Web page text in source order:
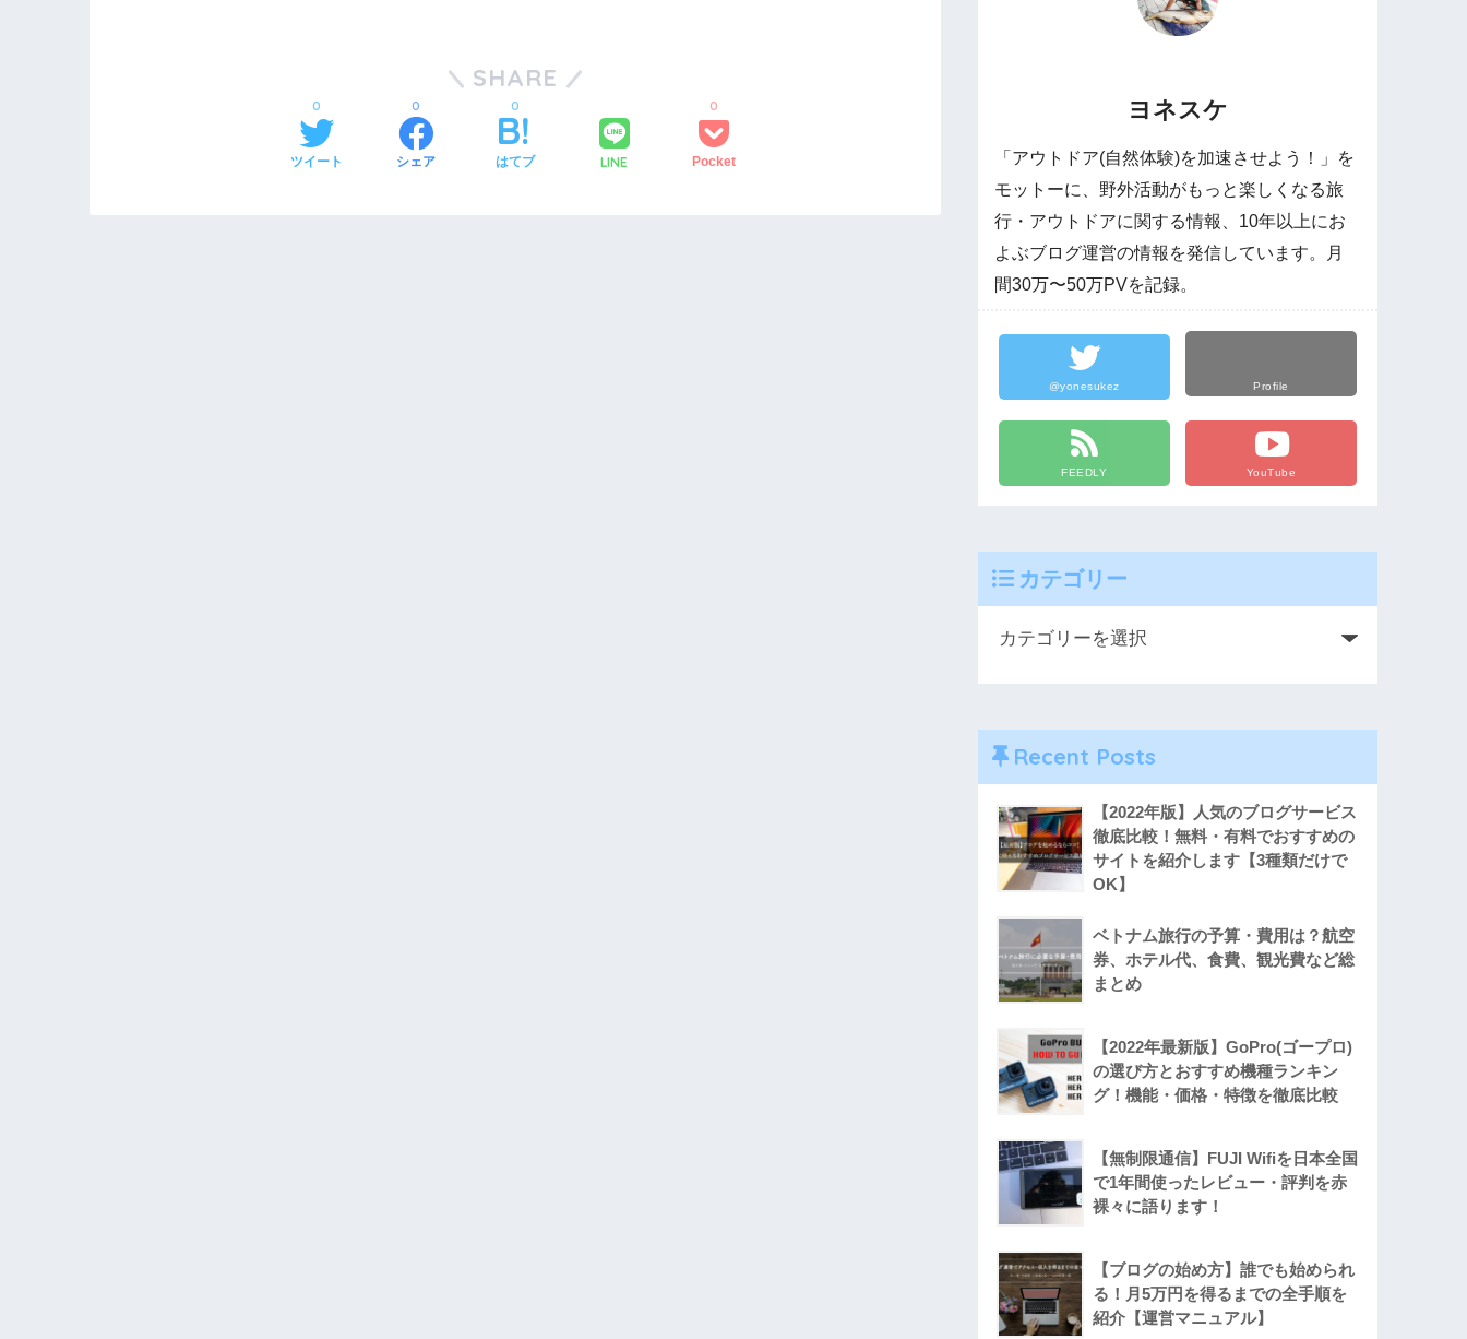
SHARE
ツイート
0
シェア
0
はてブ
0
LINE Pocket
0 ヨネスケ
「アウトドア(自然体験)を加速させよう！」を
モットーに、野外活動がもっと楽しくなる旅
行・アウトドアに関する情報、10年以上にお
よぶブログ運営の情報を発信しています。月
間30万〜50万PVを記録。
@yonesukez Profile
FEEDLY YouTube
カテゴリー
Recent Posts
【2022年版】人気のブログサービス
徹底比較！無料・有料でおすすめの
サイトを紹介します【3種類だけで
OK】
ベトナム旅行の予算・費用は？航空
券、ホテル代、食費、観光費など総
まとめ
【2022年最新版】GoPro(ゴープロ)
の選び方とおすすめ機種ランキン
グ！機能・価格・特徴を徹底比較
【無制限通信】FUJI Wifiを日本全国
で1年間使ったレビュー・評判を赤
裸々に語ります！
【ブログの始め方】誰でも始められ
る！月5万円を得るまでの全手順を
紹介【運営マニュアル】